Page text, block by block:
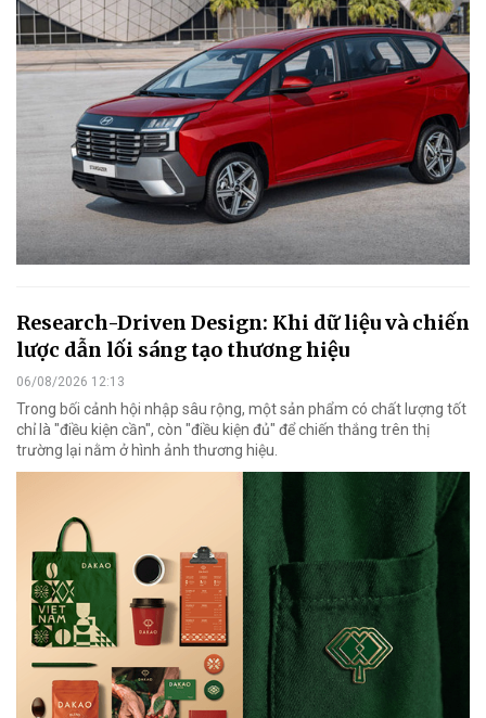
Research-Driven Design: Khi dữ liệu và chiến
lược dẫn lối sáng tạo thương hiệu
06/08/2026 12:13
Trong bối cảnh hội nhập sâu rộng, một sản phẩm có chất lượng tốt
chỉ là "điều kiện cần", còn "điều kiện đủ" để chiến thắng trên thị
trường lại nằm ở hình ảnh thương hiệu.